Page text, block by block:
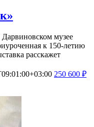
Дарвиновском музее
к 150-летию
расскажет
250 600 ₽